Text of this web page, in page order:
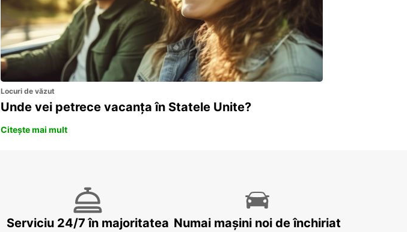
Locuri de văzut
Unde vei petrece vacanța în Statele Unite?
Citește mai mult
Serviciu 24/7 în majoritatea Numai mașini noi de închiriat